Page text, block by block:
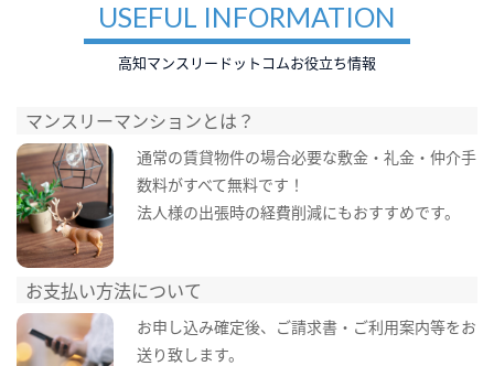
USEFUL INFORMATION
高知マンスリードットコムお役立ち情報
マンスリーマンションとは？
通常の賃貸物件の場合必要な敷金・礼金・仲介手
数料がすべて無料です！
法人様の出張時の経費削減にもおすすめです。
お支払い方法について
お申し込み確定後、ご請求書・ご利用案内等をお
送り致します。